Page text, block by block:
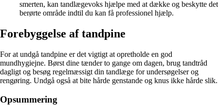
smerten, kan tandlægevoks hjælpe med at dække og beskytte det
berørte område indtil du kan få professionel hjælp.
Forebyggelse af tandpine
For at undgå tandpine er det vigtigt at opretholde en god
mundhygiejne. Børst dine tænder to gange om dagen, brug tandtråd
dagligt og besøg regelmæssigt din tandlæge for undersøgelser og
rengøring. Undgå også at bite hårde genstande og knus ikke hårde slik.
Opsummering